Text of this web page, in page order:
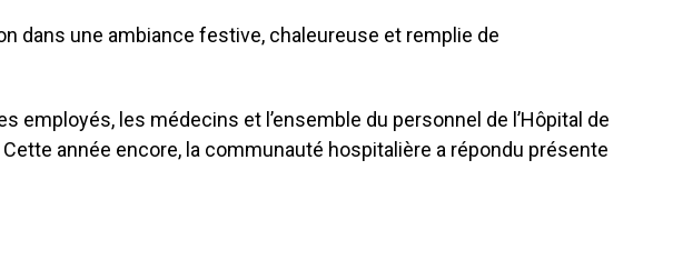
dans une ambiance festive, chaleureuse et remplie de
employés, les médecins et l’ensemble du personnel de l’Hôpital de
année encore, la communauté hospitalière a répondu présente